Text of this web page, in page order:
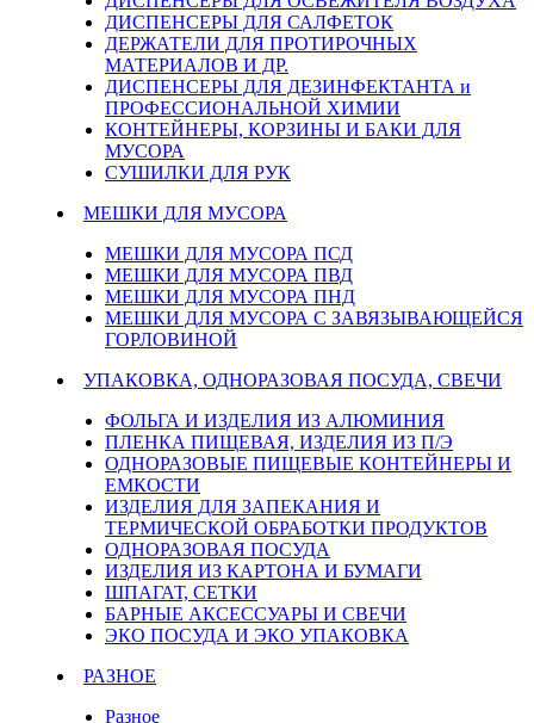
ДИСПЕНСЕРЫ ДЛЯ САЛФЕТОК
ДЕРЖАТЕЛИ ДЛЯ ПРОТИРОЧНЫХ
МАТЕРИАЛОВ И ДР.
ДИСПЕНСЕРЫ ДЛЯ ДЕЗИНФЕКТАНТА и
ПРОФЕССИОНАЛЬНОЙ ХИМИИ
КОНТЕЙНЕРЫ, КОРЗИНЫ И БАКИ ДЛЯ
МУСОРА
СУШИЛКИ ДЛЯ РУК
МЕШКИ ДЛЯ МУСОРА
МЕШКИ ДЛЯ МУСОРА ПСД
МЕШКИ ДЛЯ МУСОРА ПВД
МЕШКИ ДЛЯ МУСОРА ПНД
МЕШКИ ДЛЯ МУСОРА С ЗАВЯЗЫВАЮЩЕЙСЯ
ГОРЛОВИНОЙ
УПАКОВКА, ОДНОРАЗОВАЯ ПОСУДА, СВЕЧИ
ФОЛЬГА И ИЗДЕЛИЯ ИЗ АЛЮМИНИЯ
ПЛЕНКА ПИЩЕВАЯ, ИЗДЕЛИЯ ИЗ П/Э
ОДНОРАЗОВЫЕ ПИЩЕВЫЕ КОНТЕЙНЕРЫ И
ЕМКОСТИ
ИЗДЕЛИЯ ДЛЯ ЗАПЕКАНИЯ И
ТЕРМИЧЕСКОЙ ОБРАБОТКИ ПРОДУКТОВ
ОДНОРАЗОВАЯ ПОСУДА
ИЗДЕЛИЯ ИЗ КАРТОНА И БУМАГИ
ШПАГАТ, СЕТКИ
БАРНЫЕ АКСЕССУАРЫ И СВЕЧИ
ЭКО ПОСУДА И ЭКО УПАКОВКА
РАЗНОЕ
Разное